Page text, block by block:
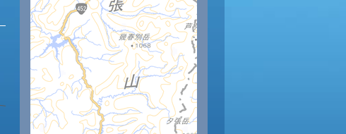
19時 20時 21時 22時 23時
25 24 23 22